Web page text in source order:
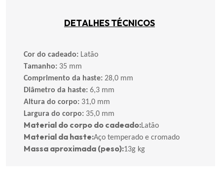
DETALHES TÉCNICOS
Cor do cadeado: Latão
Tamanho: 35 mm
Comprimento da haste: 28,0 mm
Diâmetro da haste: 6,3 mm
Altura do corpo: 31,0 mm
Largura do corpo: 35,0 mm
Material do corpo do cadeado:Latão
Material da haste:Aço temperado e cromado
Massa aproximada (peso):13g kg